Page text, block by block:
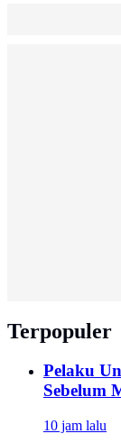
Terpopuler
Pelaku
Sebelum
10 jam lalu